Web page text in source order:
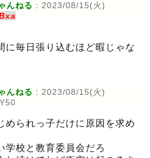
んねる : 2023/08/15(火)
に毎日張り込むほど暇じゃな
んねる : 2023/08/15(火)
められっ子だけに原因を求め
学校と教育委員会だろ